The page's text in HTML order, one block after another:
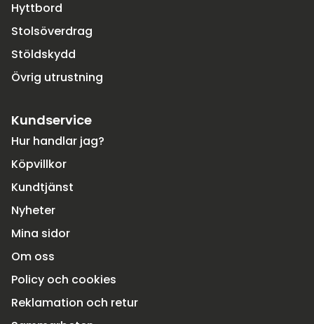
Hyttbord
Stolsöverdrag
Stöldskydd
Övrig utrustning
Kundservice
Hur handlar jag?
Köpvillkor
Kundtjänst
Nyheter
Mina sidor
Om oss
Policy och cookies
Reklamation och retur